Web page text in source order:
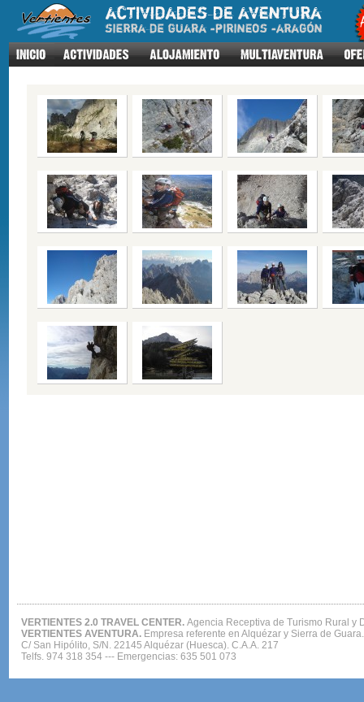
VERTIENTES 2.0 TRAVEL CENTER. Agencia Receptiva de Turismo Rural y
VERTIENTES AVENTURA. Empresa referente en Alquézar y Sierra de
C/ San Hipólito, S/N. 22145 Alquézar (Huesca). C.A.A. 217
Telfs. 974 318 354 --- Emergencias: 635 501 073